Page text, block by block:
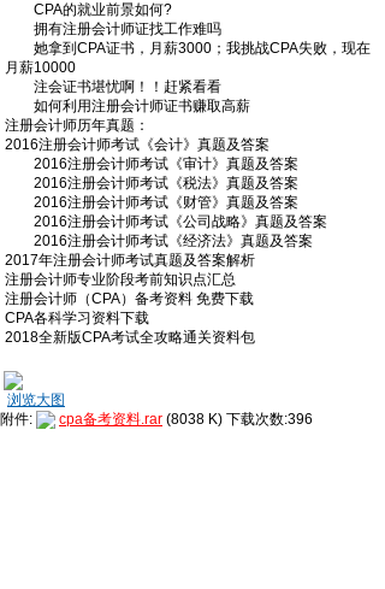
CPA的就业前景如何?
拥有注册会计师证找工作难吗
她拿到CPA证书，月薪3000；我挑战CPA失败，现在
月薪10000
注会证书堪忧啊！！赶紧看看
如何利用注册会计师证书赚取高薪
注册会计师历年真题：
2016注册会计师考试《会计》真题及答案
2016注册会计师考试《审计》真题及答案
2016注册会计师考试《税法》真题及答案
2016注册会计师考试《财管》真题及答案
2016注册会计师考试《公司战略》真题及答案
2016注册会计师考试《经济法》真题及答案
2017年注册会计师考试真题及答案解析
注册会计师专业阶段考前知识点汇总
注册会计师（CPA）备考资料 免费下载
CPA各科学习资料下载
2018全新版CPA考试全攻略通关资料包
浏览大图
附件:
cpa备考资料.rar (8038 K) 下载次数:396